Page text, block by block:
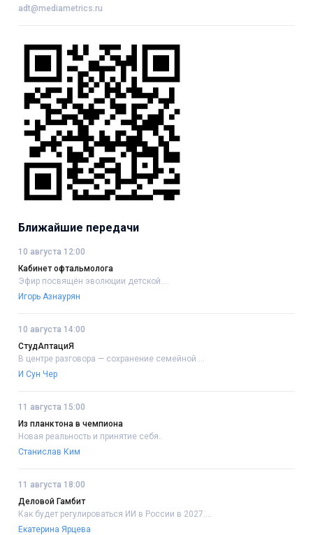
adt@mediametrics.ru
Ближайшие передачи
10 августа 12:00
Кабинет офтальмолога
Эфир посвящён эволюции детской....
Игорь Азнаурян
10 августа 14:00
СтудАптациЯ
В центре разговора — сохранение семейной....
И Сун Чер
11 августа 15:00
Из планктона в чемпиона
Новая реальность и принятие себя..
Станислав Ким
11 августа 18:00
Деловой Гамбит
Как будет регулироваться ИИ в России в 2027....
Екатерина Ярцева